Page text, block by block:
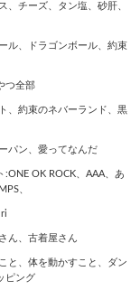
、チーズ、タン塩、砂肝、
ル、ドラゴンボール、約束
つ全部
、約束のネバーランド、黒
パン、愛ってなんだ
:ONE OK ROCK、AAA、あ
、
ん、古着屋さん
と、体を動かすこと、ダン
ピング